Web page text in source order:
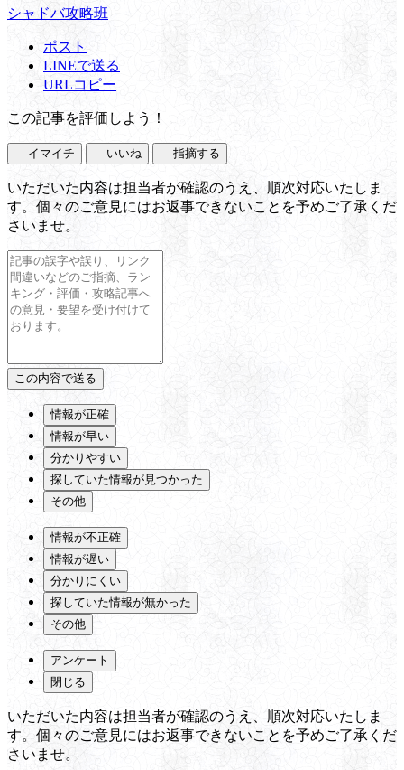
シャドバ攻略班
ポスト
LINEで送る
URLコピー
この記事を評価しよう！
イマイチ いいね 指摘する
いただいた内容は担当者が確認のうえ、順次対応いたしま
す。個々のご意見にはお返事できないことを予めご了承くだ
さいませ。
情報が正確
情報が早い
分かりやすい
探していた情報が見つかった
その他
情報が不正確
情報が遅い
分かりにくい
探していた情報が無かった
その他
アンケート
閉じる
いただいた内容は担当者が確認のうえ、順次対応いたしま
す。個々のご意見にはお返事できないことを予めご了承くだ
さいませ。